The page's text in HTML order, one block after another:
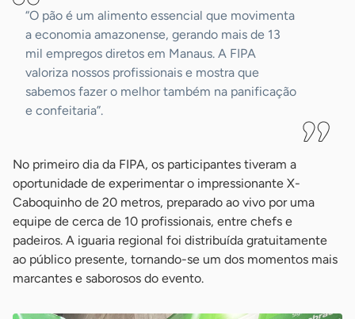
“O pão é um alimento essencial que movimenta
a economia amazonense, gerando mais de 13
mil empregos diretos em Manaus. A FIPA
valoriza nossos profissionais e mostra que
sabemos fazer o melhor também na panificação
e confeitaria”.
No primeiro dia da FIPA, os participantes tiveram a
oportunidade de experimentar o impressionante X-
Caboquinho de 20 metros, preparado ao vivo por uma
equipe de cerca de 10 profissionais, entre chefs e
padeiros. A iguaria regional foi distribuída gratuitamente
ao público presente, tornando-se um dos momentos mais
marcantes e saborosos do evento.